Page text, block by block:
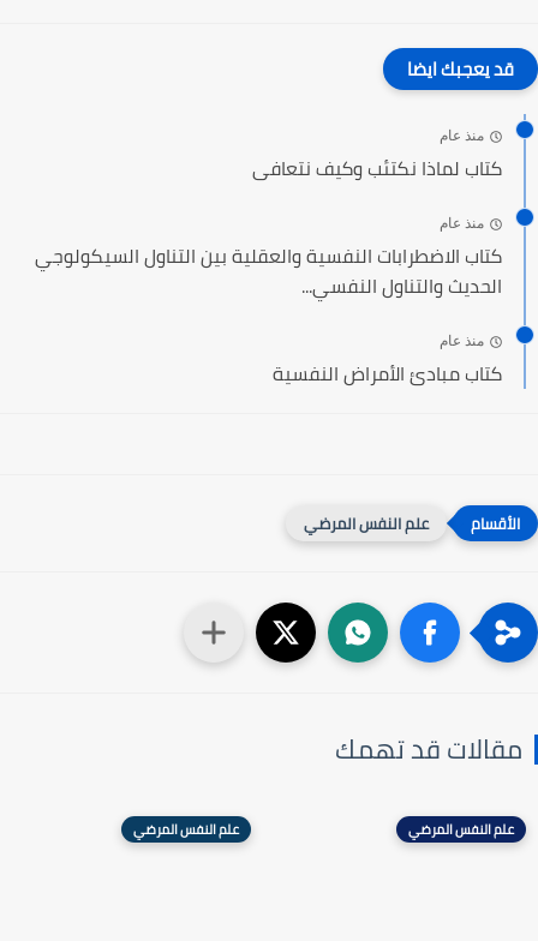
قد يعجبك ايضا
منذ عام
كتاب لماذا نكتئب وكيف نتعافى
منذ عام
كتاب الاضطرابات النفسية والعقلية بين التناول السيكولوجي
الحديث والتناول النفسي...
منذ عام
كتاب مبادئ الأمراض النفسية
علم النفس المرضي
مقالات قد تهمك
علم النفس المرضي علم النفس المرضي